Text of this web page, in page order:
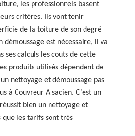
les professionnels basent
critères. Ils vont tenir
de la toiture de son degré
démoussage est nécessaire, il va
ses calculs les couts de cette
produits utilisés dépendent de
nettoyage et démoussage pas
à Couvreur Alsacien. C’est un
bien un nettoyage et
que les tarifs sont très